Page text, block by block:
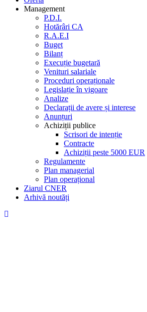
Management
P.D.I.
Hotărâri CA
R.A.E.I
Buget
Bilanț
Execuție bugetară
Venituri salariale
Proceduri operaționale
Legislație în vigoare
Analize
Declarații de avere și interese
Anunțuri
Achiziții publice
Scrisori de intenție
Contracte
Achiziții peste 5000 EUR
Regulamente
Plan managerial
Plan operațional
Ziarul CNER
Arhivă noutăți